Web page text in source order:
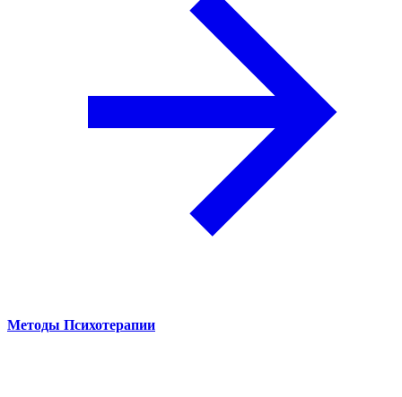
Методы Психотерапии